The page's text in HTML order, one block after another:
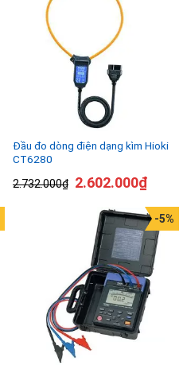
Đầu đo dòng điện dạng kìm Hioki
CT6280
2.732.000₫ 2.602.000₫
-5%